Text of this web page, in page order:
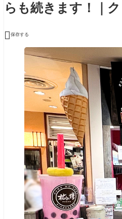
らも続きます！｜
 保存する